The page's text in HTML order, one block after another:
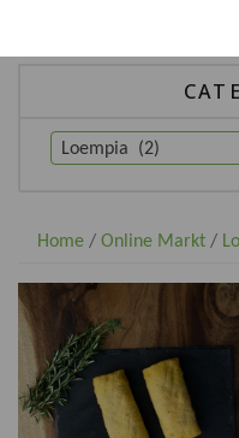
Loempia (2)
Home / Online Markt /